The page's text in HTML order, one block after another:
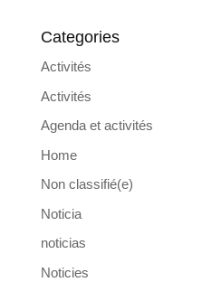
Categories
Activités
Activités
Agenda et activités
Home
Non classifié(e)
Noticia
noticias
Noticies